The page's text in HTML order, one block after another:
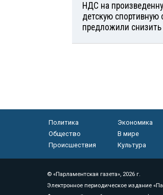
НДС на
детскую спортивную
предложили снизить
Политика
Экономика
Общество
В мире
Происшествия
Культура
© «Парламентская газета», 2026 г.
Электронное периодическое издание